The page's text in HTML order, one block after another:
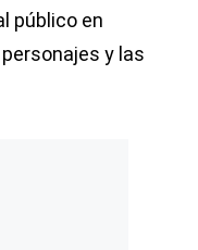
público en
y las